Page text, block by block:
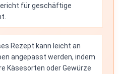
für geschäftige
Rezept kann leicht an
angepasst werden, indem
Käsesorten oder Gewürze